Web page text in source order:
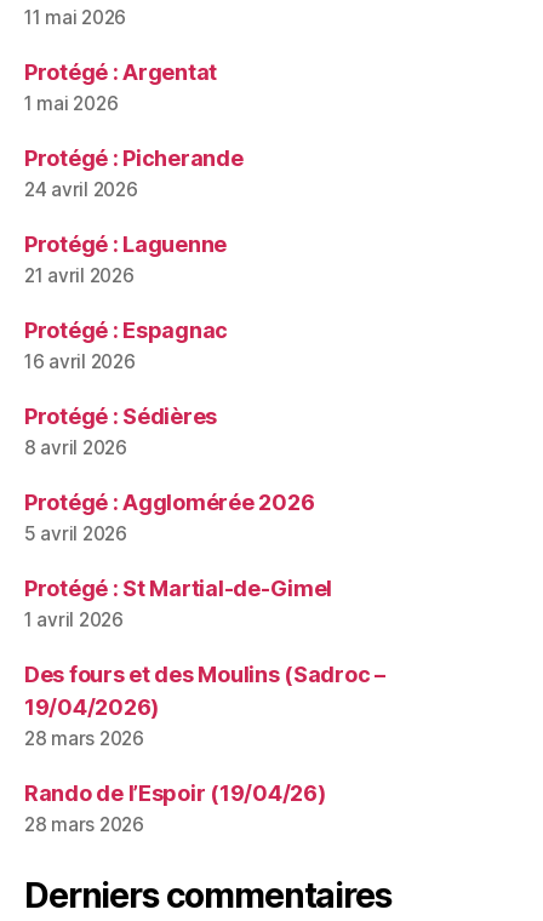
11 mai 2026
Protégé : Argentat
1 mai 2026
Protégé : Picherande
24 avril 2026
Protégé : Laguenne
21 avril 2026
Protégé : Espagnac
16 avril 2026
Protégé : Sédières
8 avril 2026
Protégé : Agglomérée 2026
5 avril 2026
Protégé : St Martial-de-Gimel
1 avril 2026
Des fours et des Moulins (Sadroc –
19/04/2026)
28 mars 2026
Rando de l’Espoir (19/04/26)
28 mars 2026
Derniers commentaires